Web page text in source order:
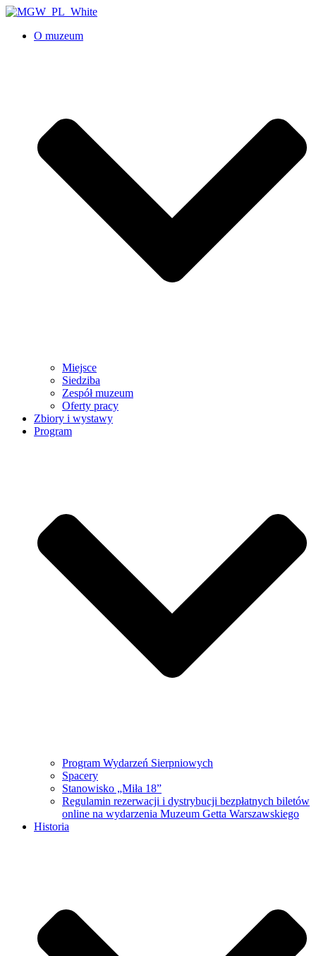
O muzeum
Miejsce
Siedziba
Zespół muzeum
Oferty pracy
Zbiory i wystawy
Program
Program Wydarzeń Sierpniowych
Spacery
Stanowisko „Miła 18”
Regulamin rezerwacji i dystrybucji bezpłatnych biletów
online na wydarzenia Muzeum Getta Warszawskiego
Historia